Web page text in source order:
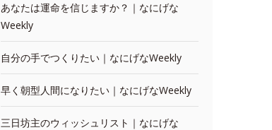
あなたは運命を信じますか？｜なにげな
Weekly
自分の手でつくりたい｜なにげなWeekly
早く朝型人間になりたい｜なにげなWeekly
三日坊主のウィッシュリスト｜なにげな